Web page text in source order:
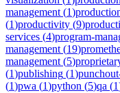
management (1)
(1)productivity (9)
services (4)program-
management (19)
management (5)
(1)publishing (1)
(1)pwa (1)python (5)qa (1